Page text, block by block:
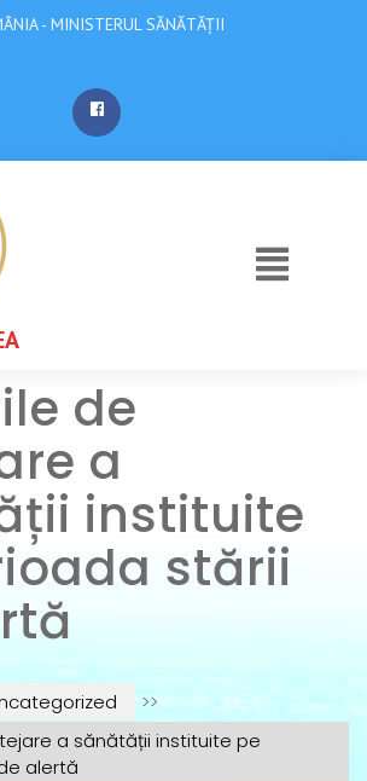
- MINISTERUL SĂNĂTĂȚII
de
a
instituite
stării
>>
a sănătății instituite pe
alertă